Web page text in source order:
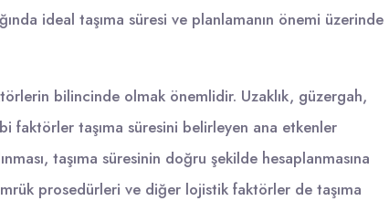
ideal taşıma süresi ve planlamanın önemi üzerinde
bilincinde olmak önemlidir. Uzaklık, güzergah,
faktörler taşıma süresini belirleyen ana etkenler
taşıma süresinin doğru şekilde hesaplanmasına
prosedürleri ve diğer lojistik faktörler de taşıma